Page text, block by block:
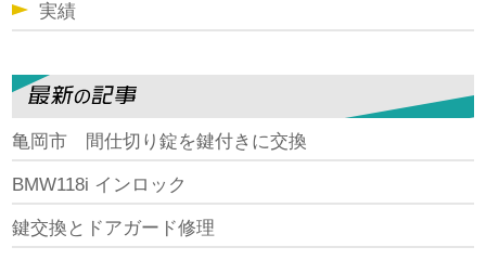
実績
亀岡市 間仕切り錠を鍵付きに交換
BMW118i インロック
鍵交換とドアガード修理